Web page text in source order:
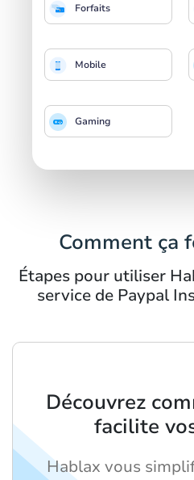
Forfaits
Mobile
Gaming
Comment ça
Étapes pour utiliser
service de Paypal
Découvrez
facilite
Hablax vous